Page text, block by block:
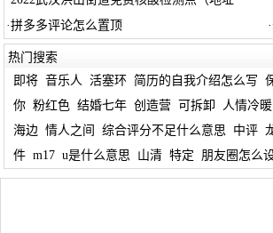
·拼多多评论怎么置顶 ·
热门搜索
即将 音乐人 活塞环 简历的自我介绍怎么写
你 粉红色 结婚七年 创造营 可拆卸 人情冷暖
海边 情人之间 综合评分不足什么意思 中评
件 m17 u是什么意思 山清 特定 朋友圈怎么